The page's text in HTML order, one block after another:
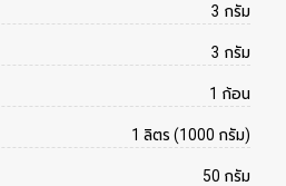
3 กรัม
3 กรัม
1 ก้อน
1 ลิตร (1000 กรัม)
50 กรัม